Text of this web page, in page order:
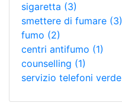
sigaretta (3)
smettere di fumare (3)
fumo (2)
centri antifumo (1)
counselling (1)
servizio telefoni verde